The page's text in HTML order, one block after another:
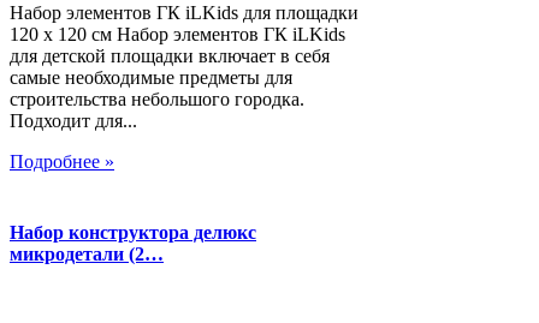
Набор элементов ГК iLKids для площадки
120 х 120 см Набор элементов ГК iLKids
для детской площадки включает в себя
самые необходимые предметы для
строительства небольшого городка.
Подходит для...
Подробнее »
Набор конструктора делюкс
микродетали (2…